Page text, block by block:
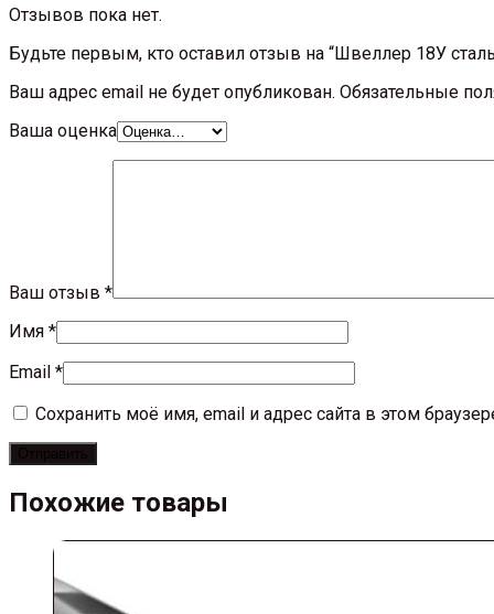
Отзывов пока нет.
Будьте первым, кто оставил отзыв на “Швеллер 18У
Ваш адрес email не будет опубликован. Обязательные
Ваша оценка
Ваш отзыв *
Имя *
Email *
Сохранить моё имя, email и адрес сайта в этом
Похожие товары